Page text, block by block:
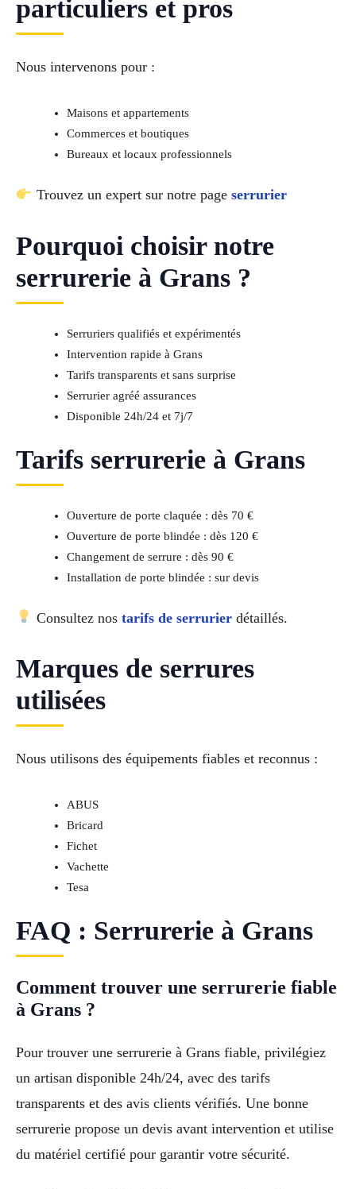
particuliers et pros
Nous intervenons pour :
Maisons et appartements
Commerces et boutiques
Bureaux et locaux professionnels
Trouvez un expert sur notre page serrurier
Pourquoi choisir notre
serrurerie à Grans ?
Serruriers qualifiés et expérimentés
Intervention rapide à Grans
Tarifs transparents et sans surprise
Serrurier agréé assurances
Disponible 24h/24 et 7j/7
Tarifs serrurerie à Grans
Ouverture de porte claquée : dès 70 €
Ouverture de porte blindée : dès 120 €
Changement de serrure : dès 90 €
Installation de porte blindée : sur devis
Consultez nos tarifs de serrurierdétaillés.
Marques de serrures
utilisées
Nous utilisons des équipements fiables et reconnus :
ABUS
Bricard
Fichet
Vachette
Tesa
FAQ : Serrurerie à Grans
Comment trouver une serrurerie fiable
à Grans ?
Pour trouver une serrurerie à Grans fiable, privilégiez
un artisan disponible 24h/24, avec des tarifs
transparents et des avis clients vérifiés. Une bonne
serrurerie propose un devis avant intervention et utilise
du matériel certifié pour garantir votre sécurité.